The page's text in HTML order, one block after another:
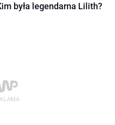
była legendarna Lilith?